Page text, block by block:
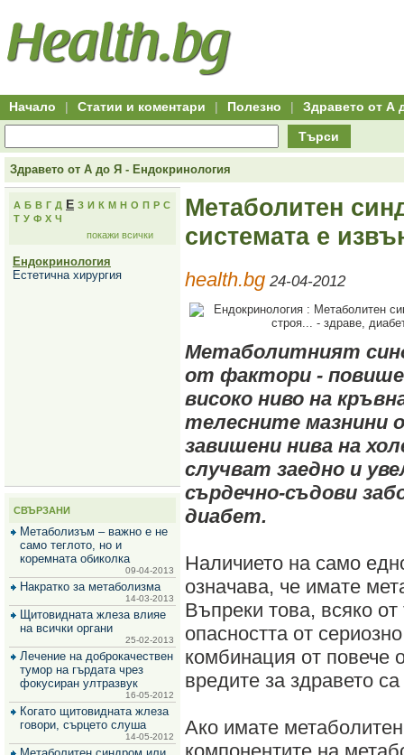
Всички
офети
за
Hitro.bg
Всички
оферти
Hitro.bg
оферти
Hitro.bg
във
всички
пазаруване
изгодни
оферти
50+
начало
Клуб
Начало | Статии и коментари | Полезно | Здравето от А
Търси
Здравето от А до Я - Ендокринология
А Б В Г Д Е З И К М Н О П Р С
Т У Ф Х Ч
покажи всички
Ендокринология
Естетична хирургия
СВЪРЗАНИ
Метаболизъм – важно е не
само теглото, но и
коремната обиколка
09-04-2013
Накратко за метаболизма
14-03-2013
Щитовидната жлеза влияе
на всички органи
25-02-2013
Лечение на доброкачествен
тумор на гърдата чрез
фокусиран ултразвук
16-05-2012
Когато щитовидната жлеза
говори, сърцето слуша
14-05-2012
Метаболитен
системата е
health.bg 24-04-2012
Метаболитният
от фактори -
високо ниво на
телесните мазнини
завишени нива на
случват заедно и
сърдечно-съдови
диабет.
Наличието на само
означава, че имате
Въпреки това, всяко от
опасността от
комбинация от повече
вредите за здравето
Ако имате